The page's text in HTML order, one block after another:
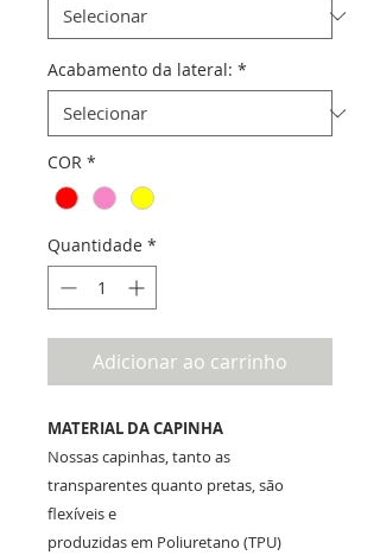
Acabamento da lateral: *
COR *
Quantidade *
Adicionar ao carrinho
MATERIAL DA CAPINHA
Nossas capinhas, tanto as
transparentes quanto pretas, são
flexíveis e
produzidas em Poliuretano (TPU)